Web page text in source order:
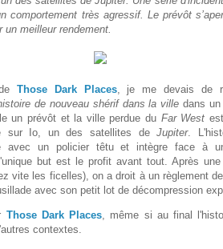
comportement très agressif. Le prévôt
meilleur rendement.
Those Dark Places, je me devais de
de nouveau shérif dans la ville dans
un prévôt et la ville perdue du Far West
sur Io, un des satellites deJupiter.
avec un policier têtu et intègre face à
but est le profit avant tout. Après une
vite les ficelles), on a droit à un règlement
avec son petit lot de décompression
Those Dark Places, même si au final
contextes.